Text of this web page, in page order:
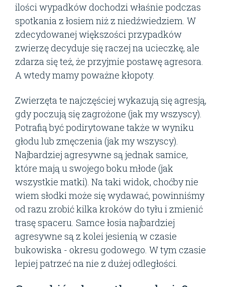
ilości wypadków dochodzi właśnie podczas
spotkania z łosiem niż z niedźwiedziem. W
zdecydowanej większości przypadków
zwierzę decyduje się raczej na ucieczkę, ale
zdarza się też, że przyjmie postawę agresora.
A wtedy mamy poważne kłopoty.
Zwierzęta te najczęściej wykazują się agresją,
gdy poczują się zagrożone (jak my wszyscy).
Potrafią być podirytowane także w wyniku
głodu lub zmęczenia (jak my wszyscy).
Najbardziej agresywne są jednak samice,
które mają u swojego boku młode (jak
wszystkie matki). Na taki widok, choćby nie
wiem słodki może się wydawać, powinniśmy
od razu zrobić kilka kroków do tyłu i zmienić
trasę spaceru. Samce łosia najbardziej
agresywne są z kolei jesienią w czasie
bukowiska - okresu godowego. W tym czasie
lepiej patrzeć na nie z dużej odległości.